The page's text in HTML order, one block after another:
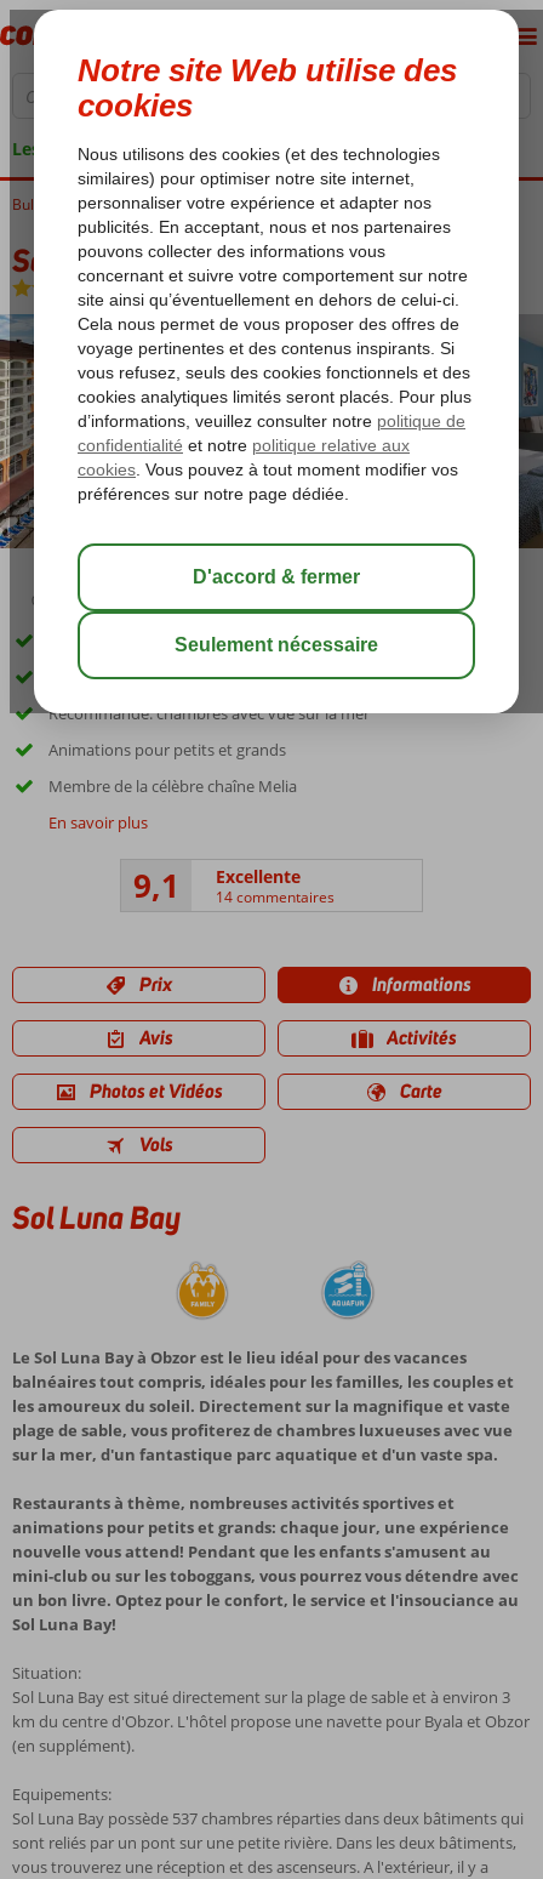
Les garanties de vacances
Bulgarie Mer Noire Obzor Sol Luna Bay
Sol Luna Bay
All Inclusive-Hôtel
03:00 sauver
Excellent hôtel 4 étoiles avec un fantastique parc aquatique
Directement sur la plage de sable, avec transats
Recommandé: chambres avec vue sur la mer
Animations pour petits et grands
Membre de la célèbre chaîne Melia
En savoir plus
9,1 Excellente
14 commentaires
Prix Informations
Avis Activités
Photos et Vidéos Carte
Vols
Sol Luna Bay
Le Sol Luna Bay à Obzor est le lieu idéal pour des vacances
balnéaires tout compris, idéales pour les familles, les couples et
les amoureux du soleil. Directement sur la magnifique et vaste
plage de sable, vous profiterez de chambres luxueuses avec vue
sur la mer, d'un fantastique parc aquatique et d'un vaste spa.
Restaurants à thème, nombreuses activités sportives et
animations pour petits et grands: chaque jour, une expérience
nouvelle vous attend! Pendant que les enfants s'amusent au
mini-club ou sur les toboggans, vous pourrez vous détendre avec
un bon livre. Optez pour le confort, le service et l'insouciance au
Sol Luna Bay!
Situation:
Sol Luna Bay est situé directement sur la plage de sable et à environ 3
km du centre d'Obzor. L'hôtel propose une navette pour Byala et Obzor
(en supplément).
Equipements:
Sol Luna Bay possède 537 chambres réparties dans deux bâtiments qui
sont reliés par un pont sur une petite rivière. Dans les deux bâtiments,
vous trouverez une réception et des ascenseurs. A l'extérieur, il y a